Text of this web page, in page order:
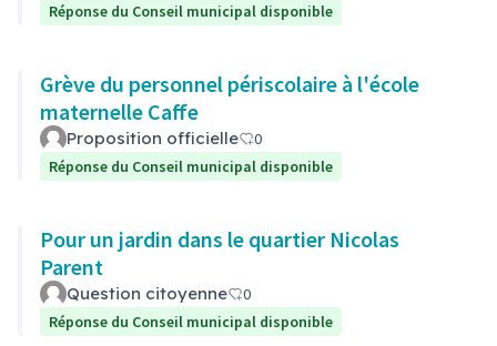
Réponse du Conseil municipal disponible
Grève du personnel périscolaire à l'école
maternelle Caffe
Proposition officielle
0
Réponse du Conseil municipal disponible
Pour un jardin dans le quartier Nicolas
Parent
Question citoyenne
0
Réponse du Conseil municipal disponible